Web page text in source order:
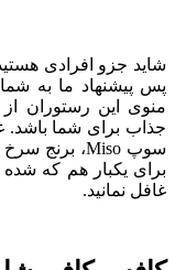
شاید جزو افرادی
پس پیشنهاد ما به
منوی این رستوران
جذاب برای شما باشد.
برای یکبار هم که شده
غافل نمانید.